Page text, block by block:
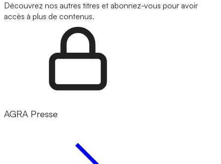
Découvrez nos autres titres et abonnez-vous pour avoir
accès à plus de contenus.
AGRA Presse